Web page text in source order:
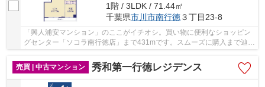
1階 / 3LDK / 71.44㎡
千葉県市川市南行徳３丁目23-8
「興人浦安マンション」のここがイチオシ。買い物に便利なショッピン
グセンター「ソコラ南行徳店」まで431mです。スムーズに購入まで辿り
着けるということも中古マンションの利点です...
売買 | 中古マンション
秀和第一行徳レジデンス